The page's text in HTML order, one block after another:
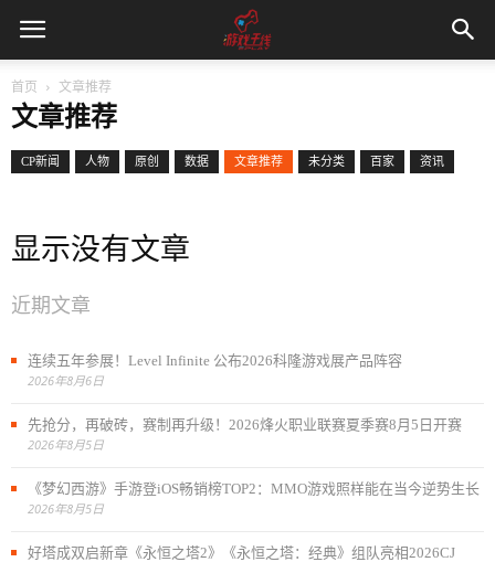
首页 文章推荐
文章推荐
CP新闻 人物 原创 数据 文章推荐 未分类 百家 资讯
显示没有文章
近期文章
连续五年参展！Level Infinite 公布2026科隆游戏展产品阵容
2026年8月6日
先抢分，再破砖，赛制再升级！2026烽火职业联赛夏季赛8月5日开赛
2026年8月5日
《梦幻西游》手游登iOS畅销榜TOP2：MMO游戏照样能在当今逆势生长
2026年8月5日
好塔成双启新章《永恒之塔2》《永恒之塔：经典》组队亮相2026CJ